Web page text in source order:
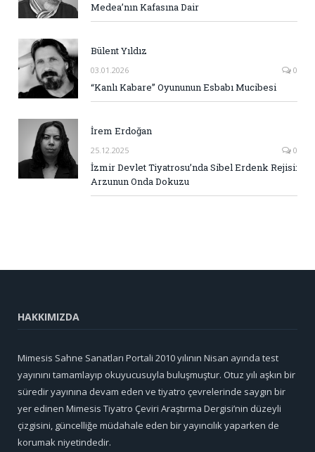
Medea’nın Kafasına Dair
Bülent Yıldız
03.01.2026 0
“Kanlı Kabare” Oyununun Esbabı Mucibesi
İrem Erdoğan
25.12.2025 0
İzmir Devlet Tiyatrosu’nda Sibel Erdenk Rejisi:
Arzunun Onda Dokuzu
HAKKIMIZDA
Mimesis Sahne Sanatları Portali 2010 yılının Nisan ayında test
yayınını tamamlayıp okuyucusuyla buluşmuştur. Otuz yılı aşkın bir
süredir yayınına devam eden ve tiyatro çevrelerinde saygın bir
yer edinen Mimesis Tiyatro Çeviri Araştırma Dergisi’nin düzeyli
çizgisini, güncelliğe müdahale eden bir yayıncılık yaparken de
korumak niyetindedir.